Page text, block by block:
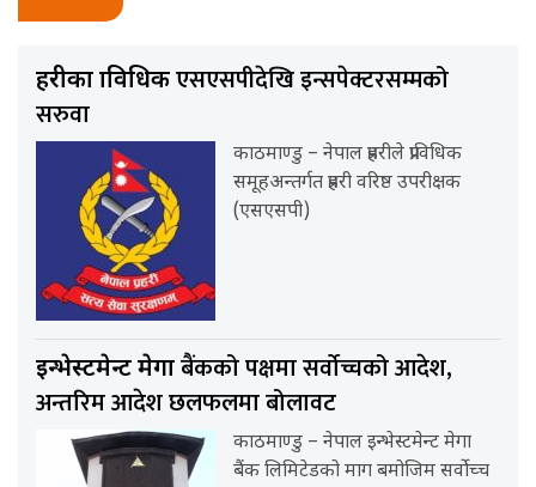
प्रहरीका प्राविधिकएसएसपीदेखि इन्सपेक्टरसम्मको
सरुवा
काठमाण्डु – नेपाल प्रहरीले प्राविधिक
समूहअन्तर्गत प्रहरी वरिष्ठ उपरीक्षक
(एसएसपी)
इन्भेस्टमेन्ट मेगाबैंकको पक्षमा सर्वाेच्चको आदेश,
अन्तरिम आदेश छलफलमा बोलावट
काठमाण्डु – नेपाल इन्भेस्टमेन्ट मेगा
बैंक लिमिटेडको माग बमोजिम सर्वोच्च